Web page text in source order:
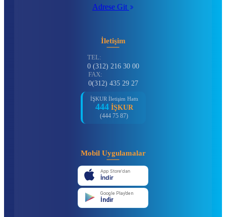
Adrese Git
İletişim
TEL:
0 (312) 216 30 00
FAX:
0(312) 435 29 27
İŞKUR İletişim Hattı
444 İŞKUR
(444 75 87)
Mobil Uygulamalar
App Store'dan
İndir
Google Play'den
İndir